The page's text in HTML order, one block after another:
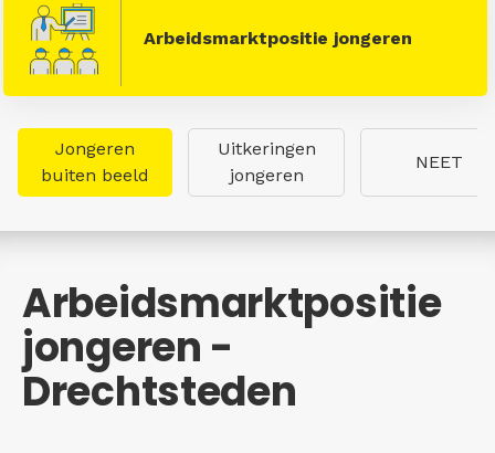
Arbeidsmarktpositie jongeren
Jongeren
buiten beeld
Uitkeringen
jongeren
NEET
Arbeidsmarktpositie
jongeren -
Drechtsteden